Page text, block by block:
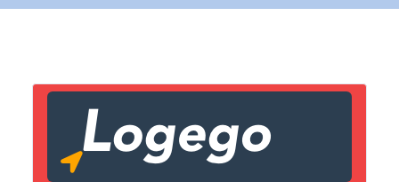
Lien vers inscription (sera inclus dans courriel)
Copier lien
X Fermer